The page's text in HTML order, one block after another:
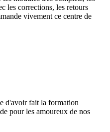
les corrections, les retours
vivement ce centre de
d'avoir fait la formation
pour les amoureux de nos